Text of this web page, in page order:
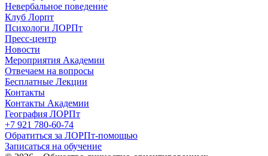
Невербальное поведение
Клуб Лорпт
Психологи ЛОРПт
Пресс-центр
Новости
Мероприятия Академии
Отвечаем на вопросы
Бесплатные Лекции
Контакты
Контакты Академии
География ЛОРПт
+7 921 780-60-74
Обратиться за ЛОРПт-помощью
Записаться на обучение